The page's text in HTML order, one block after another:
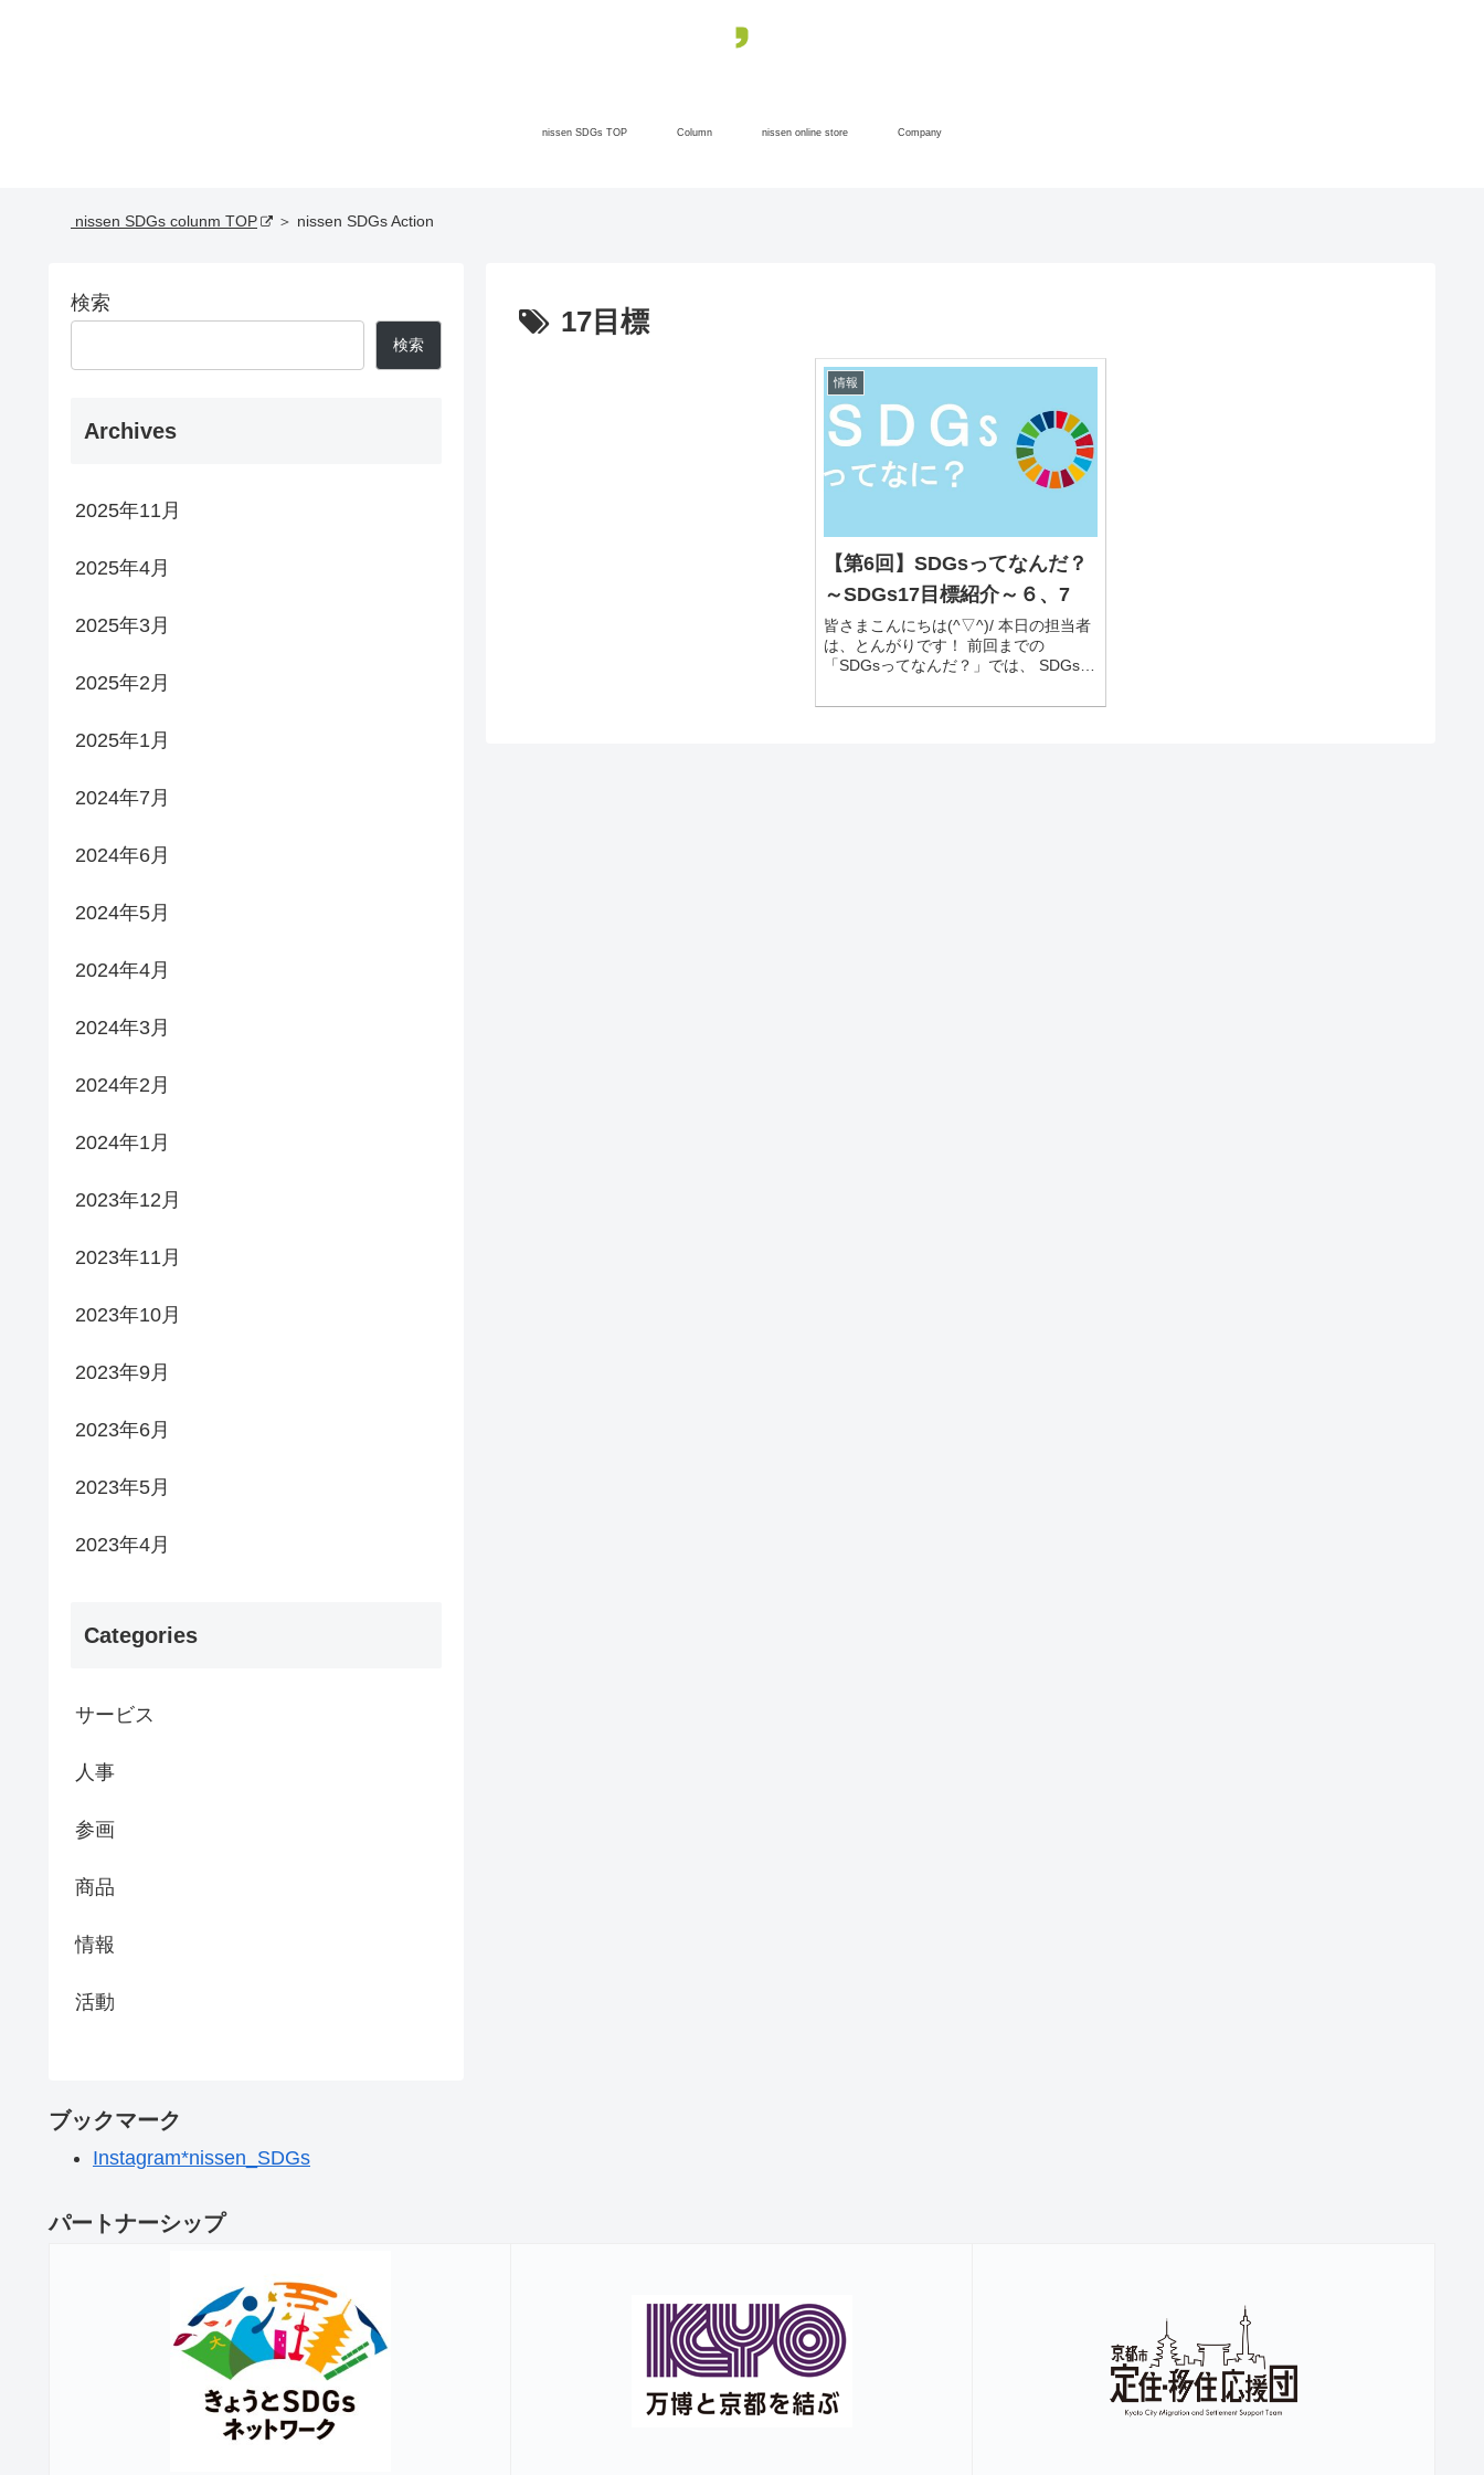
nissen SDGs TOP Column nissen online store Company
nissen SDGs colunm TOP ＞ nissen SDGs Action
17目標
情報
【第6回】SDGsってなんだ？
～SDGs17目標紹介～６、7
皆さまこんにちは(^▽^)/ 本日の担当者
は、とんがりです！ 前回までの
「SDGsってなんだ？」では、 SDGsの
検索
検索
Archives
2025年11月
2025年4月
2025年3月
2025年2月
2025年1月
2024年7月
2024年6月
2024年5月
2024年4月
2024年3月
2024年2月
2024年1月
2023年12月
2023年11月
2023年10月
2023年9月
2023年6月
2023年5月
2023年4月
Categories
サービス
人事
参画
商品
情報
活動
ブックマーク
Instagram*nissen_SDGs
パートナーシップ